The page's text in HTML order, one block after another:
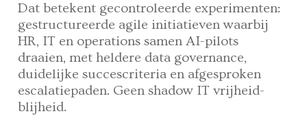
Dat betekent gecontroleerde experimenten:
gestructureerde agile initiatieven waarbij
HR, IT en operations samen AI-pilots
draaien, met heldere data governance,
duidelijke succescriteria en afgesproken
escalatiepaden. Geen shadow IT vrijheid-
blijheid.